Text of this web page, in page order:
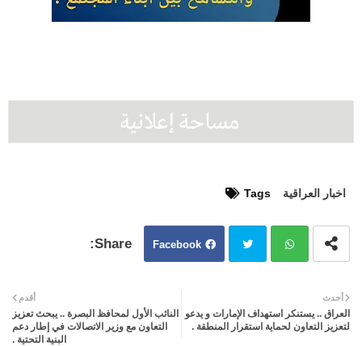
Tags اخبار العراقية
Facebook
ter atsa
أحدث
العراق .. يستنكر استهداف الإمارات و يدعو
لتعزيز التعاون لحماية استقرار المنطقة .
أقدم
النائب الأول لمحافظ البصرة .. يبحث تعزيز
التعاون مع وزير الاتصالات في إطار دعم
البنية التحتية .